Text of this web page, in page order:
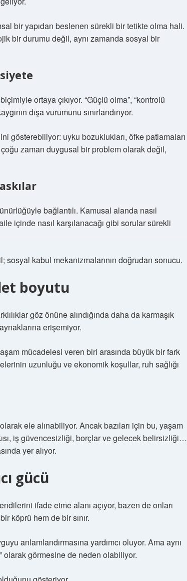
bir yapıdan beslenen sürekli bir tetikte olma hali.
bir durumu değil, aynı zamanda sosyal bir
ortaya çıkıyor. “Güçlü olma”, “kontrolü
dışa vurumunu sınırlandırıyor.
gösterebiliyor: uyku bozuklukları, öfke patlamaları
zaman duygusal bir problem olarak değil,
bağlantılı. Kamusal alanda nasıl
içinde nasıl karşılanacağı gibi sorular sürekli
kabul mekanizmalarının doğrudan sonucu.
boyutu
göz önüne alındığında daha da karmaşık
erişemiyor.
mücadelesi veren biri arasında büyük bir fark
uzunluğu ve ekonomik koşullar, ruh sağlığı
ele alınabiliyor. Ancak bazıları için bu, yaşam
iş güvencesizliği, borçlar ve gelecek belirsizliği…
yer alıyor.
gücü
ifade etme alanı açıyor, bazen de onları
köprü hem de bir sınır.
anlamlandırmasına yardımcı oluyor. Ama aynı
olarak görmesine de neden olabiliyor.